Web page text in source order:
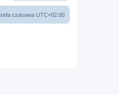
czasowa UTC+02:00